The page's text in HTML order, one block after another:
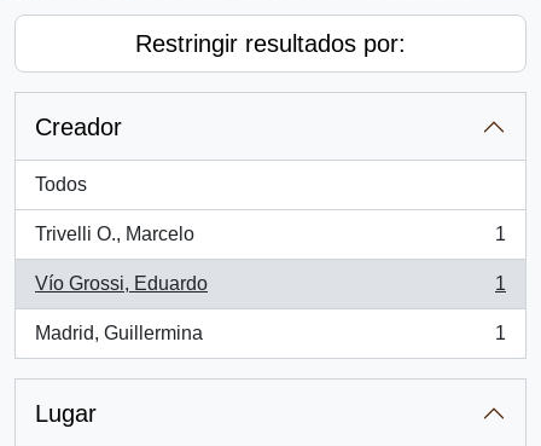
Restringir resultados por:
Creador
Todos
Trivelli O., Marcelo
, 1 resultados
1
Vío Grossi, Eduardo
, 1 resultados
1
Madrid, Guillermina
, 1 resultados
1
Lugar